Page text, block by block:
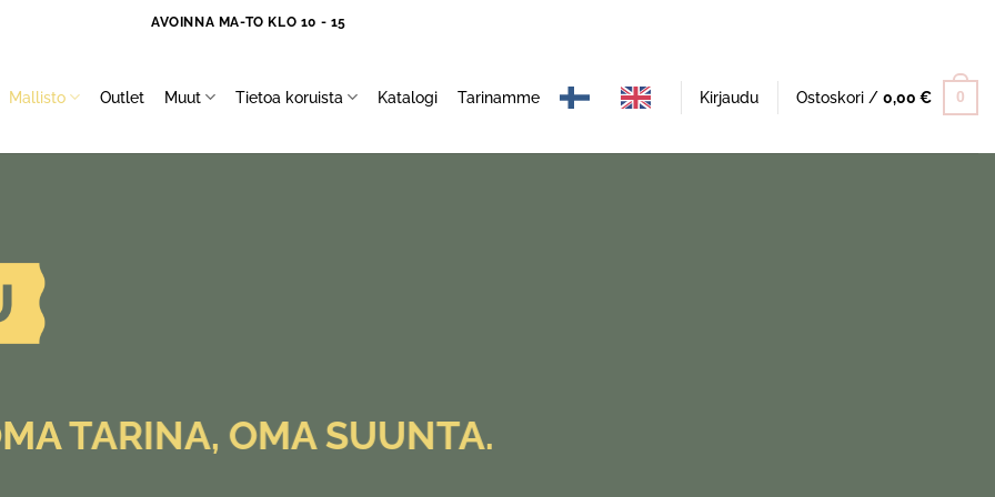
AVOINNA MA-TO KLO 10 - 15
Mallisto Outlet Muut Tietoa koruista Katalogi Tarinamme Kirjaudu Ostoskori /0,00€ 0
TARINA, OMA SUUNTA.